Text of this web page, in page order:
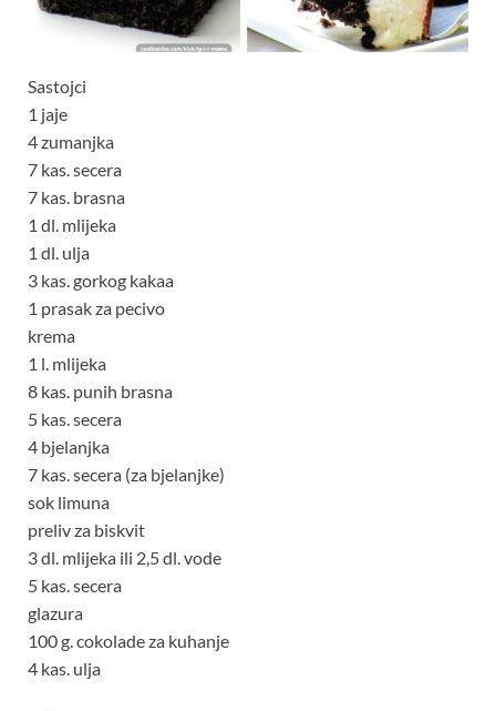
Sastojci
1 jaje
4 zumanjka
7 kas. secera
7 kas. brasna
1 dl. mlijeka
1 dl. ulja
3 kas. gorkog kakaa
1 prasak za pecivo
krema
1 l. mlijeka
8 kas. punih brasna
5 kas. secera
4 bjelanjka
7 kas. secera (za bjelanjke)
sok limuna
preliv za biskvit
3 dl. mlijeka ili 2,5 dl. vode
5 kas. secera
glazura
100 g. cokolade za kuhanje
4 kas. ulja